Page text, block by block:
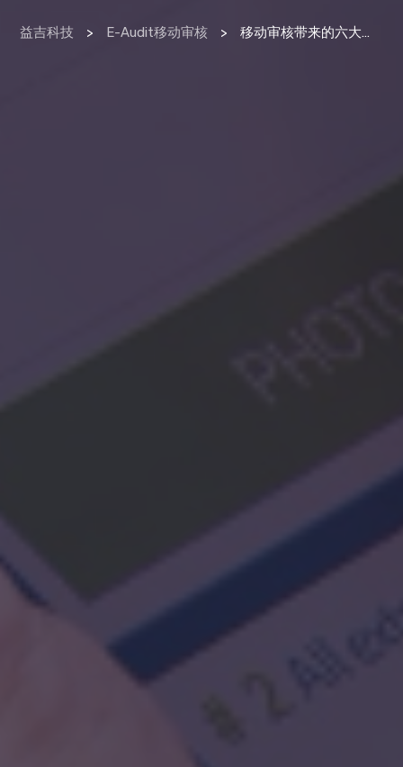
益吉科技 > E-Audit移动审核 > 移动审核带来的六大好处